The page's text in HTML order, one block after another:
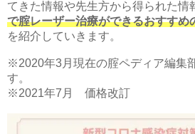
てきた情報や先生方から得られた情
で腟レーザー治療ができるおすすめ
を紹介していきます。
※2020年3月現在の腟ペディア編集
す。
※2021年7月 価格改訂